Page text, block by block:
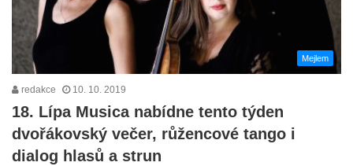
Mejlem
redakce 10. 10. 2019
18. Lípa Musica nabídne tento týden
dvořákovský večer, růžencové tango i
dialog hlasů a strun